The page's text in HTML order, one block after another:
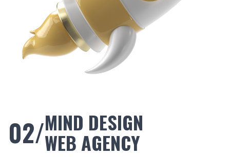
02/MIND DESIGN
WEB AGENCY